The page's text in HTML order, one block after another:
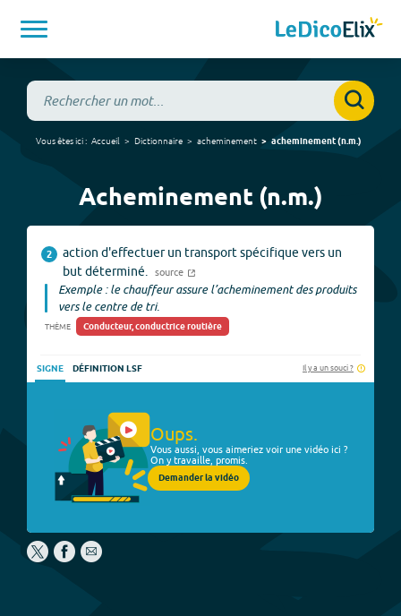
Vous êtes ici : Accueil Dictionnaire acheminement acheminement(n.m.)
Acheminement (n.m.)
2
action d'effectuer un transport spécifique vers un
but déterminé.
source
Exemple : le chauffeur assure l’acheminement des produits
vers le centre de tri.
THÈME Conducteur, conductrice routière
SIGNE DÉFINITION LSF Il y a un souci ?
Oups.
Vous aussi, vous aimeriez voir une vidéo ici ?
On y travaille, promis.
Demander la vidéo